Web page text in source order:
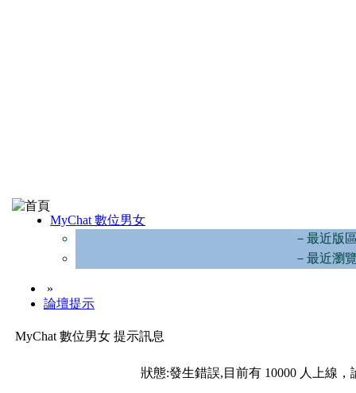
MyChat 數位男女
－最近版
－最近瀏
»
論壇提示
MyChat 數位男女 提示訊息
狀態:發生錯誤,目前有 10000 人上線